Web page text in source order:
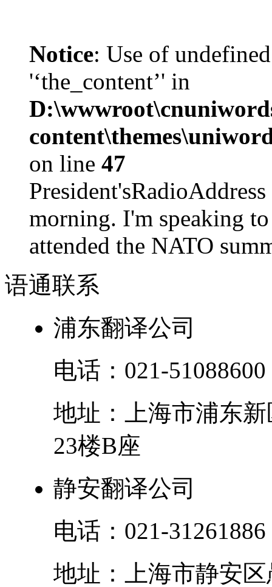
Notice: Use of
'‘the_content’' in
on line 47
morning. I'm speaking
attended the NATO
语通联系
浦东翻译公司
电话： 021-51088600
地址：
上海市浦东新
23楼B座
静安翻译公司
电话： 021-31261886
地址：
上海市静安区